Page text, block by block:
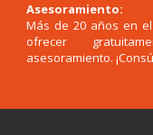
Asesoramiento:
Más de 20 años en
ofrecer
asesoramiento.